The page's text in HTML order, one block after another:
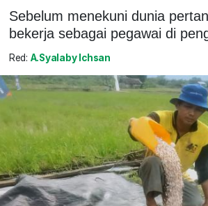
Sebelum menekuni dunia
bekerja sebagai pegawai di
Red: A.Syalaby Ichsan